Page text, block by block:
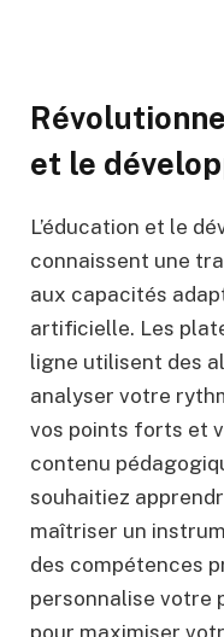
et le
L’éducation et le
connaissent une
aux capacités
artificielle. Les
ligne utilisent des
analyser votre
vos points forts et
contenu
souhaitiez
maîtriser un
des compétences
personnalise votre